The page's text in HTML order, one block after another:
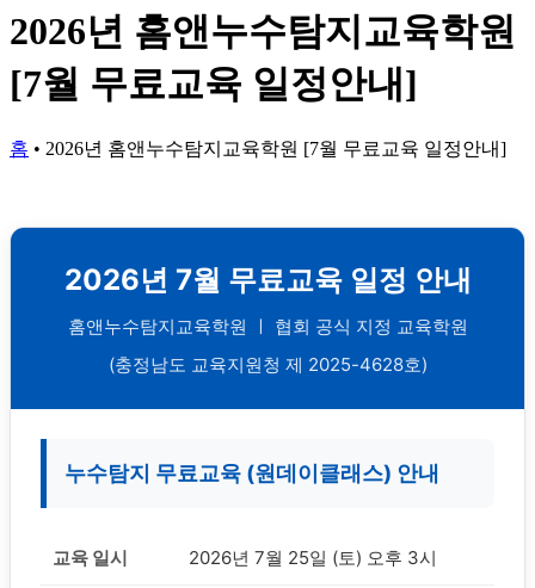
2026년 홈앤누수탐지교육학원
[7월 무료교육 일정안내]
홈 • 2026년 홈앤누수탐지교육학원 [7월 무료교육 일정안내]
2026년 7월 무료교육 일정 안내
홈앤누수탐지교육학원 ㅣ 협회 공식 지정 교육학원
(충정남도 교육지원청 제 2025-4628호)
누수탐지 무료교육 (원데이클래스) 안내
교육 일시 2026년 7월 25일 (토) 오후 3시